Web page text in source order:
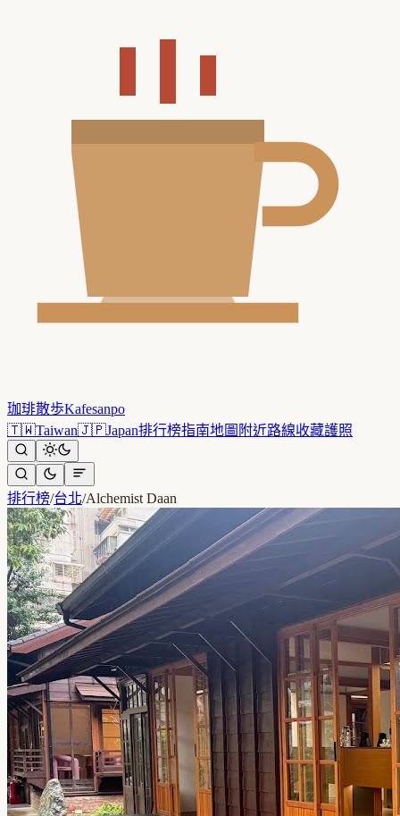
珈琲散歩Kafesanpo
🇹🇼Taiwan🇯🇵Japan排行榜指南地圖 附近路線收藏護照
排行榜/台北/Alchemist Daan